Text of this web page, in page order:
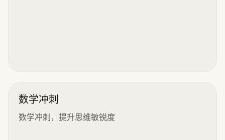
数学冲刺
数学冲刺，提升思维敏锐度